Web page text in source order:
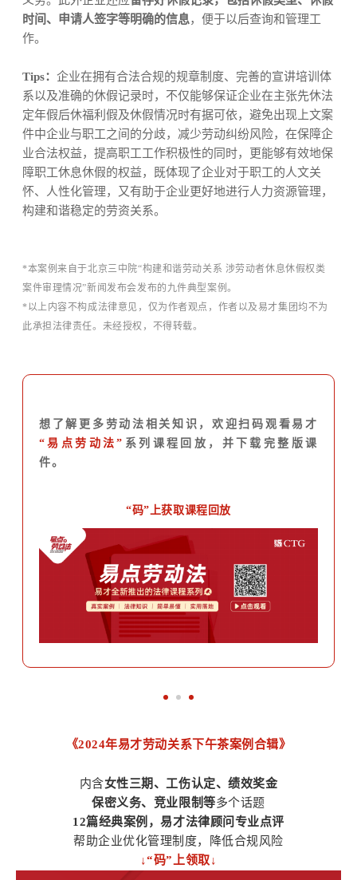
时间、申请人签字等明确的信息，便于以后查询和管理工
作。
Tips： 企业在拥有合法合规的规章制度、完善的宣讲培训体
系以及准确的休假记录时，不仅能够保证企业在主张先休法
定年假后休福利假及休假情况时有据可依，避免出现上文案
件中企业与职工之间的分歧，减少劳动纠纷风险，在保障企
业合法权益，提高职工工作积极性的同时，更能够有效地保
障职工休息休假的权益，既体现了企业对于职工的人文关
怀、人性化管理，又有助于企业更好地进行人力资源管理，
构建和谐稳定的劳资关系。
*本案例来自于北京三中院“构建和谐劳动关系 涉劳动者休息休假权类
案件审理情况”新闻发布会发布的九件典型案例。
*以上内容不构成法律意见，仅为作者观点，作者以及易才集团均不为
此承担法律责任。未经授权，不得转载。
想了解更多劳动法相关知识，欢迎扫码观看易才
“易点劳动法” 系列课程回放，并下载完整版课
件。
“码”上获取课程回放
《2024年易才劳动关系下午茶案例合辑》
内含女性三期、工伤认定、绩效奖金
保密义务、竞业限制等多个话题
12篇经典案例，易才法律顾问专业点评
帮助企业优化管理制度，降低合规风险
↓“码”上领取↓